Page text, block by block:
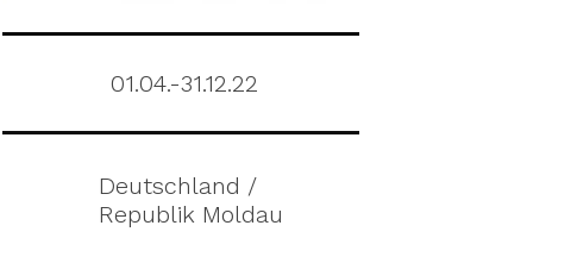
01.04.-31.12.22
Deutschland /
Republik Moldau